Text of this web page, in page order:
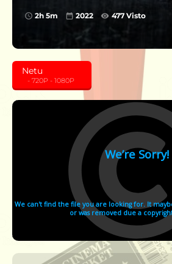
2h 5m 2022 477 Visto
Netu
‎ ‎ ‎ - 720P - 1080P